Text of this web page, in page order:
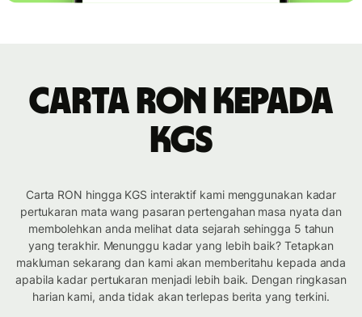
Carta RON kepada
KGS
Carta RON hingga KGS interaktif kami menggunakan kadar
pertukaran mata wang pasaran pertengahan masa nyata dan
membolehkan anda melihat data sejarah sehingga 5 tahun
yang terakhir. Menunggu kadar yang lebih baik? Tetapkan
makluman sekarang dan kami akan memberitahu kepada anda
apabila kadar pertukaran menjadi lebih baik. Dengan ringkasan
harian kami, anda tidak akan terlepas berita yang terkini.